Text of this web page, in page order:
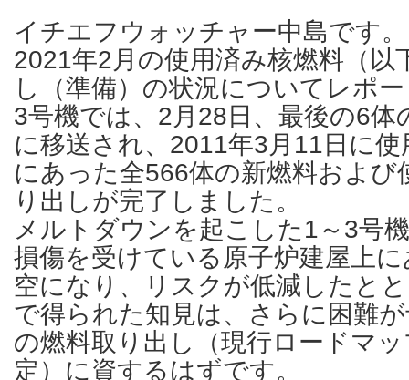
イチエフウォッチャー中島です。
2021年2月の使用済み核燃料（以
し（準備）の状況についてレポ
3号機では、2月28日、最後の6体
に移送され、2011年3月11日に
にあった全566体の新燃料および
り出しが完了しました。
メルトダウンを起こした1～3号
損傷を受けている原子炉建屋上
空になり、リスクが低減したと
で得られた知見は、さらに困難
の燃料取り出し（現行ロードマ
定）に資するはずです。